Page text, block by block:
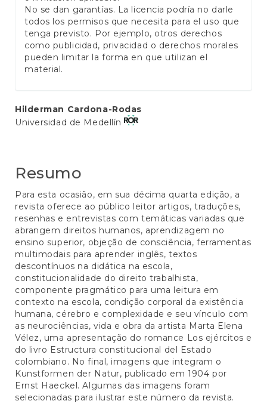
No se dan garantías. La licencia podría no darle
todos los permisos que necesita para el uso que
tenga previsto. Por ejemplo, otros derechos
como publicidad, privacidad o derechos morales
pueden limitar la forma en que utilizan el
material.
Conteúdo
do
principal
Hilderman Cardona-Rodas
Universidad de Medellín
Resumo
Para esta ocasião, em sua décima quarta edição, a
revista oferece ao público leitor artigos, traduções,
resenhas e entrevistas com temáticas variadas que
abrangem direitos humanos, aprendizagem no
ensino superior, objeção de consciência, ferramentas
multimodais para aprender inglês, textos
descontínuos na didática na escola,
constitucionalidade do direito trabalhista,
componente pragmático para uma leitura em
contexto na escola, condição corporal da existência
humana, cérebro e complexidade e seu vínculo com
as neurociências, vida e obra da artista Marta Elena
Vélez, uma apresentação do romance Los ejércitos e
do livro Estructura constitucional del Estado
colombiano. No final, imagens que integram o
Kunstformen der Natur, publicado em 1904 por
Ernst Haeckel. Algumas das imagens foram
selecionadas para ilustrar este número da revista.